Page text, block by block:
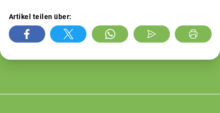
Artikel teilen über: